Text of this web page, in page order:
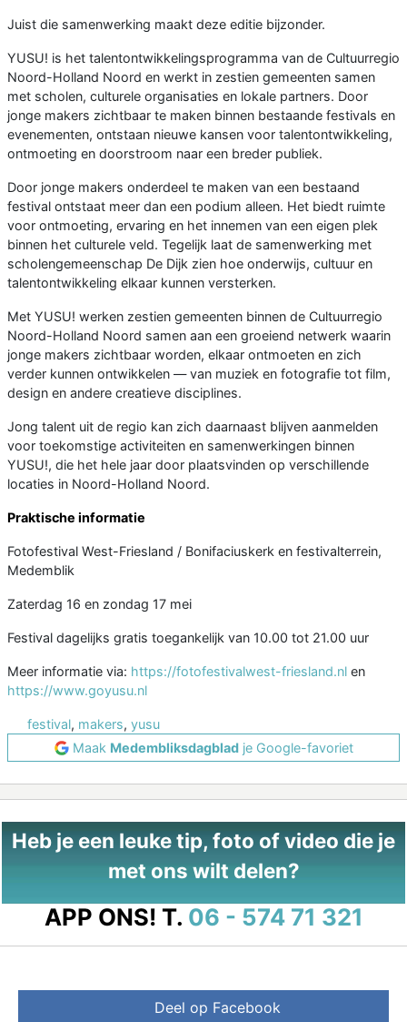
Juist die samenwerking maakt deze editie bijzonder.
YUSU! is het talentontwikkelingsprogramma van de Cultuurregio
Noord-Holland Noord en werkt in zestien gemeenten samen
met scholen, culturele organisaties en lokale partners. Door
jonge makers zichtbaar te maken binnen bestaande festivals en
evenementen, ontstaan nieuwe kansen voor talentontwikkeling,
ontmoeting en doorstroom naar een breder publiek.
Door jonge makers onderdeel te maken van een bestaand
festival ontstaat meer dan een podium alleen. Het biedt ruimte
voor ontmoeting, ervaring en het innemen van een eigen plek
binnen het culturele veld. Tegelijk laat de samenwerking met
scholengemeenschap De Dijk zien hoe onderwijs, cultuur en
talentontwikkeling elkaar kunnen versterken.
Met YUSU! werken zestien gemeenten binnen de Cultuurregio
Noord-Holland Noord samen aan een groeiend netwerk waarin
jonge makers zichtbaar worden, elkaar ontmoeten en zich
verder kunnen ontwikkelen — van muziek en fotografie tot film,
design en andere creatieve disciplines.
Jong talent uit de regio kan zich daarnaast blijven aanmelden
voor toekomstige activiteiten en samenwerkingen binnen
YUSU!, die het hele jaar door plaatsvinden op verschillende
locaties in Noord-Holland Noord.
Praktische informatie
Fotofestival West-Friesland / Bonifaciuskerk en festivalterrein,
Medemblik
Zaterdag 16 en zondag 17 mei
Festival dagelijks gratis toegankelijk van 10.00 tot 21.00 uur
Meer informatie via: https://fotofestivalwest-friesland.nl en
https://www.goyusu.nl
festival, makers, yusu
Maak Medembliksdagbladje Google-favoriet
Heb je een leuke tip, foto of video die je
met ons wilt delen?
APP ONS! T. 06 - 574 71 321
Deel op Facebook